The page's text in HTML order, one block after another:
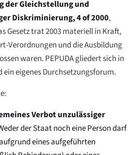
der Gleichstellung und
Diskriminierung, 4 of 2000,
Gesetz trat 2003 materiell in Kraft,
Verordnungen und die Ausbildung
waren. PEPUDA gliedert sich in
eigenes Durchsetzungsforum.
Verbot unzulässiger
der Staat noch eine Person darf
eines aufgeführten